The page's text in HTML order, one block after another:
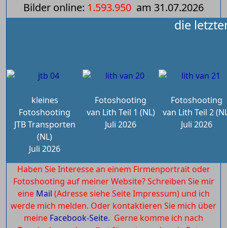
Bilder online: 1.593.950 am 31.07.2026
die
kleines
Fotoshooting
JTB Transporten
(NL)
Juli 2026
Fotoshooting
van Lith Teil 1 (NL)
Juli 2026
Fotoshooting
van Lith Teil 2
Juli 2026
Haben Sie Interesse an einem Firmenportrait oder
Fotoshooting auf meiner Website? Schreiben Sie mir
eine Mail (Adresse siehe Seite Impressum) und ich
werde mich melden. Oder kontaktieren Sie mich über
meine Facebook-Seite. Gerne komme ich nach